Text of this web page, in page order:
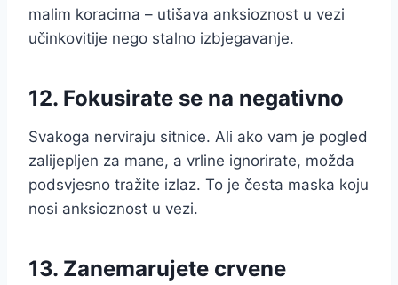
malim koracima – utišava anksioznost u vezi
učinkovitije nego stalno izbjegavanje.
12. Fokusirate se na negativno
Svakoga nerviraju sitnice. Ali ako vam je pogled
zalijepljen za mane, a vrline ignorirate, možda
podsvjesno tražite izlaz. To je česta maska koju
nosi anksioznost u vezi.
13. Zanemarujete crvene